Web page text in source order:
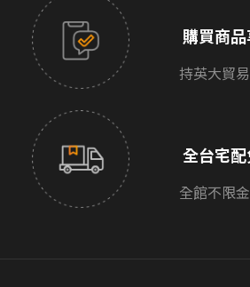
購買商
持英大貿
全台宅
全館不限